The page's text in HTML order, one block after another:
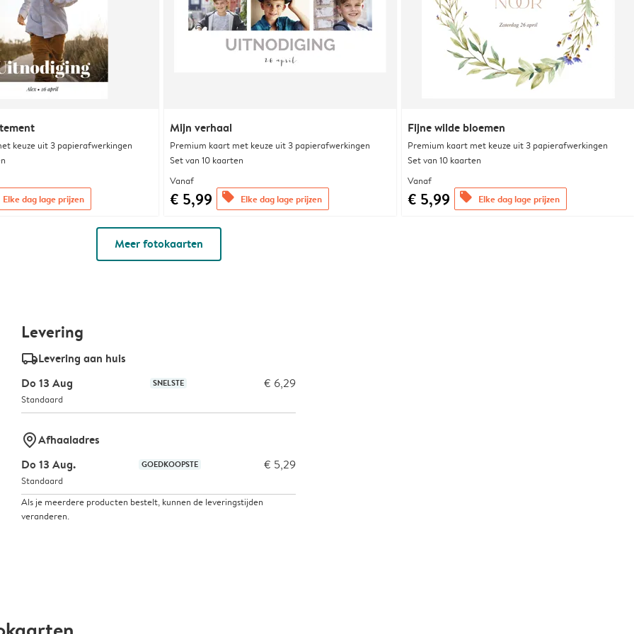
keuze uit 3 papierafwerkingen
Elke dag lage prijzen
Mijn verhaal
Premium kaart met keuze uit 3 papierafwerkingen
Set van 10 kaarten
Vanaf
€ 5,99 offers Elke dag lage prijzen
Fijne wilde bloemen
Premium kaart met keuze uit 3 papierafwerkingen
Set van 10 kaarten
Vanaf
€ 5,99 offers Elke dag lage prijzen
Meer fotokaarten
Levering
delivery_standard_v2Levering aan huis
Do 13 Aug
SNELSTE € 6,29
Standaard
marker-pinAfhaaladres
Do 13 Aug.
GOEDKOOPSTE € 5,29
Standaard
Als je meerdere producten bestelt, kunnen de leveringstijden
veranderen.